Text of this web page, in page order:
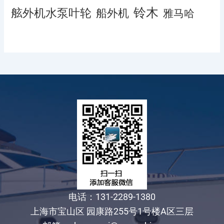
舷外机水泵叶轮 船外机 铃木 雅马哈
电话：131-2289-1380
上海市宝山区 园康路255号1号楼A区三层